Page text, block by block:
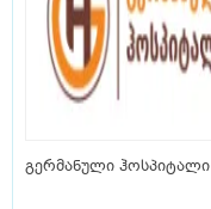
გერმანული ჰოსპიტალი